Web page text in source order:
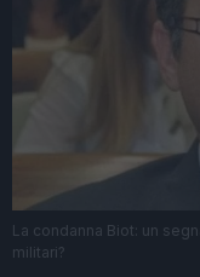
La condanna Biot: un
militari?